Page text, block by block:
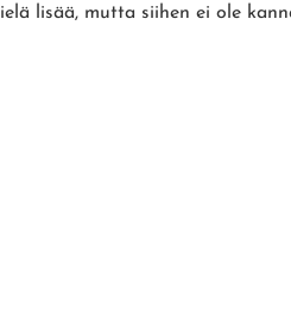
lisää, mutta siihen ei ole